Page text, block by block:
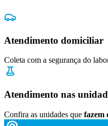
Atendimento domiciliar
Coleta com a segurança do
Atendimento nas
Confira as unidades que fazem